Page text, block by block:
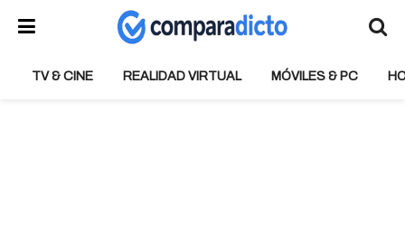
TV & CINE REALIDAD VIRTUAL MÓVILES & PC